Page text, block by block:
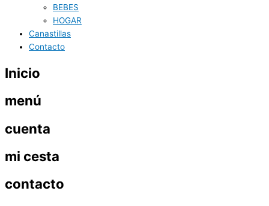
BEBES
HOGAR
Canastillas
Contacto
Inicio
menú
cuenta
mi cesta
contacto